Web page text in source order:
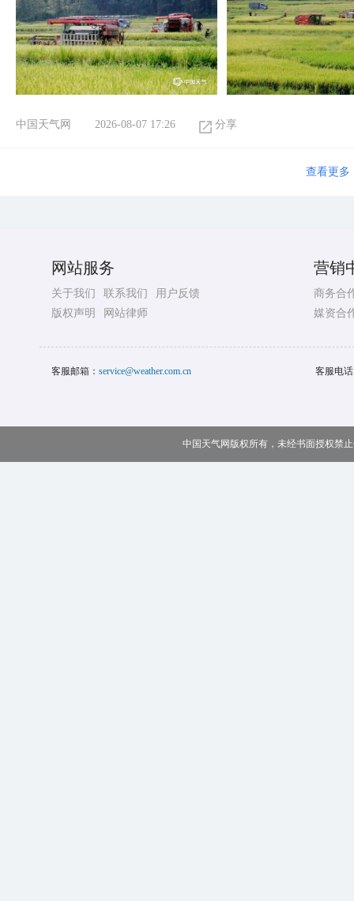
中国天气网 2026-08-07 17:26 分享
查看更多
网站服务
关于我们 联系我们
用户反馈
版权声明
网站律师
营销
商务合
媒资合
客服邮箱： service@weather.com.cn 客服电
中国天气网版权所有，未经书面授权